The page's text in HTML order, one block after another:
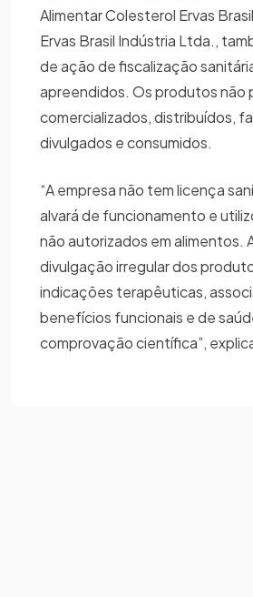
Alimentar Colesterol Ervas
Ervas Brasil Indústria Ltda.,
de ação de fiscalização
apreendidos. Os produtos não
comercializados, distribuídos,
divulgados e consumidos.
“A empresa não tem licença
alvará de funcionamento e
não autorizados em alimentos.
divulgação irregular dos
indicações terapêuticas,
benefícios funcionais e de
comprovação científica”,